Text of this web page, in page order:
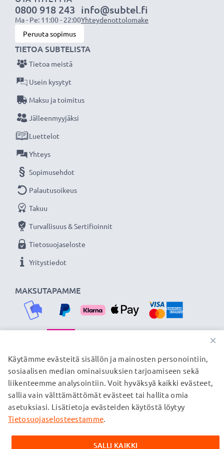
Älä missaa kuvauksellista hetkeä CELLONIC LCD-
laturin ansiosta, 3 vuoden takuu!
0800 918 243
Ma - Pe: 11:00 - 22:00
info@subtel.fi
Yhteydenottolomake
Peruuta sopimus
MAKSUTAPAMME
TIETOA SUBTELISTA
Tietoa meistä
Usein kysytyt
Maksu ja toimitus
Jälleenmyyjäksi
Luettelot
Yhteys
Sopimusehdot
Palautusoikeus
Takuu
Turvallisuus & Sertifioinnit
Tietosuojaseloste
Yritystiedot
TOIMITUSKUMPPANIMME
© subtel.fi 2026
Kaikki hinnat sisältävät arvonlisäveron, mutta ei
toimituskuluja. Kaikki sivuillamme mainitut tavaramerkit ovat
verkkosivuillamme ainoastaan tuotteitamme koskevan
×
Käytämme evästeitä sisällön ja mainosten personointiin,
sosiaalisen median ominaisuuksien tarjoamiseen sekä
liikenteemme analysointiin. Voit hyväksyä kaikki evästeet,
sallia vain välttämättömät evästeet tai hallita omia
asetuksiasi. Lisätietoja evästeiden käytöstä löytyy
Tietosuojaselosteestamme.
SALLI KAIKKI